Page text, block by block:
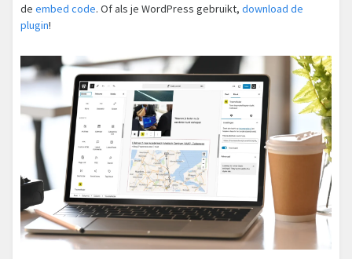
de embed code. Of als je WordPress gebruikt, download de
plugin!